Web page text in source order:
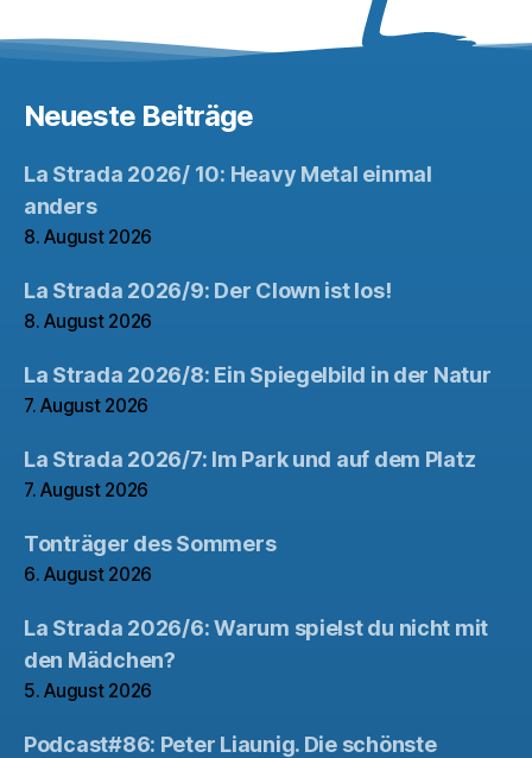
Neueste Beiträge
La Strada 2026/ 10: Heavy Metal einmal
anders
8. August 2026
La Strada 2026/9: Der Clown ist los!
8. August 2026
La Strada 2026/8: Ein Spiegelbild in der Natur
7. August 2026
La Strada 2026/7: Im Park und auf dem Platz
7. August 2026
Tonträger des Sommers
6. August 2026
La Strada 2026/6: Warum spielst du nicht mit
den Mädchen?
5. August 2026
Podcast#86: Peter Liaunig. Die schönste